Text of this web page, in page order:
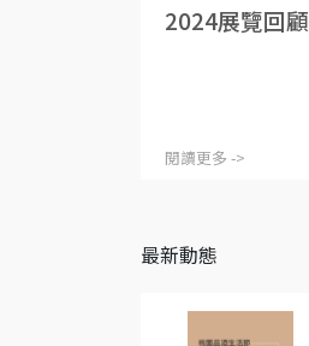
2024展覽回顧
閱讀更多 ->
最新動態